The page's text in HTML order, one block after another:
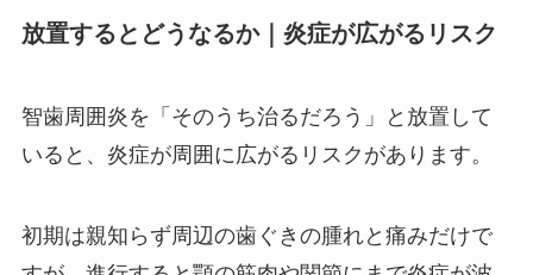
放置するとどうなるか｜炎症が広がるリスク
智歯周囲炎を「そのうち治るだろう」と放置して
いると、炎症が周囲に広がるリスクがあります。
初期は親知らず周辺の歯ぐきの腫れと痛みだけで